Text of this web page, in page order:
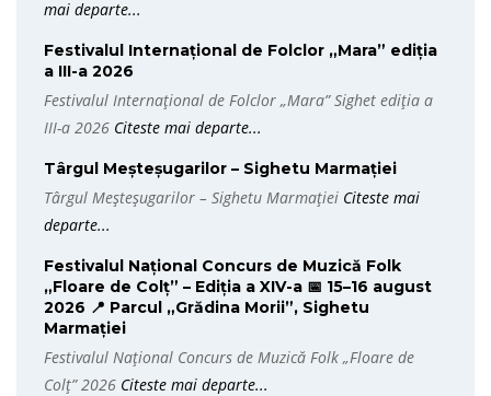
mai departe...
Festivalul Internațional de Folclor „Mara” ediția
a III-a 2026
Festivalul Internațional de Folclor „Mara” Sighet ediția a
III-a 2026 Citeste mai departe...
Târgul Meșteșugarilor – Sighetu Marmației
Târgul Meșteșugarilor – Sighetu Marmației Citeste mai
departe...
Festivalul Național Concurs de Muzică Folk
„Floare de Colț” – Ediția a XIV-a 📅 15–16 august
2026 📍 Parcul „Grădina Morii”, Sighetu
Marmației
Festivalul Național Concurs de Muzică Folk „Floare de
Colț” 2026 Citeste mai departe...